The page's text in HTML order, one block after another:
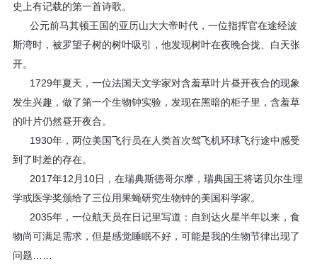
史上有记载的第一首诗歌。
公元前马其顿王国的亚历山大大帝时代，一位指挥官在途经波
斯湾时，被罗望子树的树叶吸引，他发现树叶在夜晚合拢、白天张
开。
1729年夏天，一位法国天文学家对含羞草叶片昼开夜合的现象
发生兴趣，做了第一个生物钟实验，发现在黑暗的柜子里，含羞草
的叶片仍然昼开夜合。
1930年，两位美国飞行员在人类首次驾飞机环球飞行途中感受
到了时差的存在。
2017年12月10日，在瑞典斯德哥尔摩，瑞典国王将诺贝尔生理
学或医学奖颁给了三位用果蝇研究生物钟的美国科学家。
2035年，一位航天员在日记里写道：自到达火星半年以来，食
物尚可满足需求，但是感觉睡眠不好，可能是我的生物节律出现了
问题……